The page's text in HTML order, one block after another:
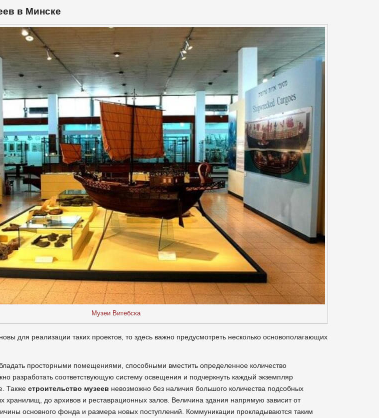
в Минске
Музеи Витебска
для реализации таких проектов, то здесь важно предусмотреть несколько основополагающих
просторными помещениями, способными вместить определенное количество
разработать соответствующую систему освещения и подчеркнуть каждый экземпляр
Также строительство музеев невозможно без наличия большого количества подсобных
хранилищ, до архивов и реставрационных залов. Величина здания напрямую зависит от
основного фонда и размера новых поступлений. Коммуникации прокладываются таким